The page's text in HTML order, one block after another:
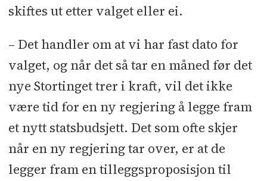
skiftes ut etter valget eller ei.
– Det handler om at vi har fast dato for
valget, og når det så tar en måned før det
nye Stortinget trer i kraft, vil det ikke
være tid for en ny regjering å legge fram
et nytt statsbudsjett. Det som ofte skjer
når en ny regjering tar over, er at de
legger fram en tilleggsproposisjon til